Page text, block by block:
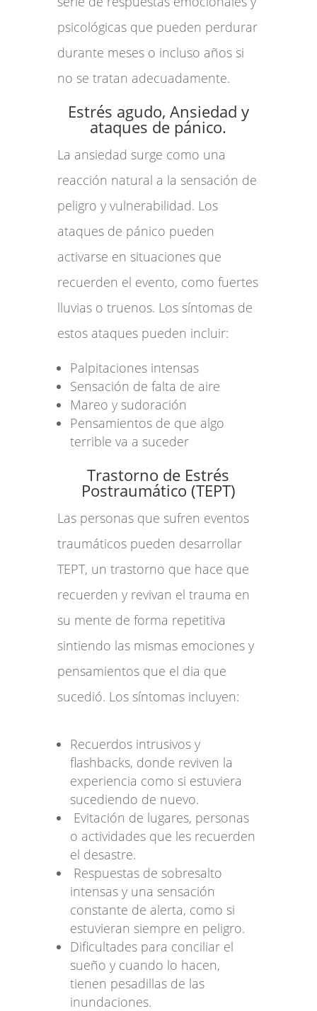
psicológicas que pueden perdurar
durante meses o incluso años si
no se tratan adecuadamente.
Estrés agudo, Ansiedad y
ataques de pánico.
La ansiedad surge como una
reacción natural a la sensación de
peligro y vulnerabilidad. Los
ataques de pánico pueden
activarse en situaciones que
recuerden el evento, como fuertes
lluvias o truenos. Los síntomas de
estos ataques pueden incluir:
Palpitaciones intensas
Sensación de falta de aire
Mareo y sudoración
Pensamientos de que algo
terrible va a suceder
Trastorno de Estrés
Postraumático (TEPT)
Las personas que sufren eventos
traumáticos pueden desarrollar
TEPT, un trastorno que hace que
recuerden y revivan el trauma en
su mente de forma repetitiva
sintiendo las mismas emociones y
pensamientos que el dia que
sucedió. Los síntomas incluyen:
Recuerdos intrusivos y
flashbacks, donde reviven la
experiencia como si estuviera
sucediendo de nuevo.
Evitación de lugares, personas
o actividades que les recuerden
el desastre.
Respuestas de sobresalto
intensas y una sensación
constante de alerta, como si
estuvieran siempre en peligro.
Dificultades para conciliar el
sueño y cuando lo hacen,
tienen pesadillas de las
inundaciones.